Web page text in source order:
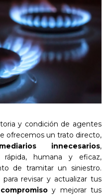
y condición de agentes
ofrecemos un trato directo,
innecesarios,
rápida, humana y eficaz,
de tramitar un siniestro.
revisar y actualizar tus
y mejorar tus